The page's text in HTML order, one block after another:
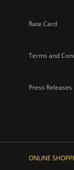
Rate Card
Terms and
Press Releases
ONLINE